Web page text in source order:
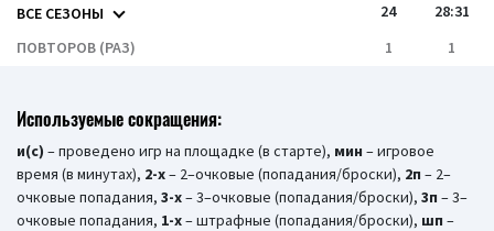
ВСЕ СЕЗОНЫ 24
28:31
ПОВТОРОВ (РАЗ)
1 1
Используемые сокращения:
и(c) – проведено игр на площадке (в старте), мин – игровое
время (в минутах), 2-х– 2–очковые (попадания/броски), 2п – 2–
очковые попадания, 3-х– 3–очковые (попадания/броски), 3п – 3–
очковые попадания, 1-x– штрафные (попадания/броски), шп –